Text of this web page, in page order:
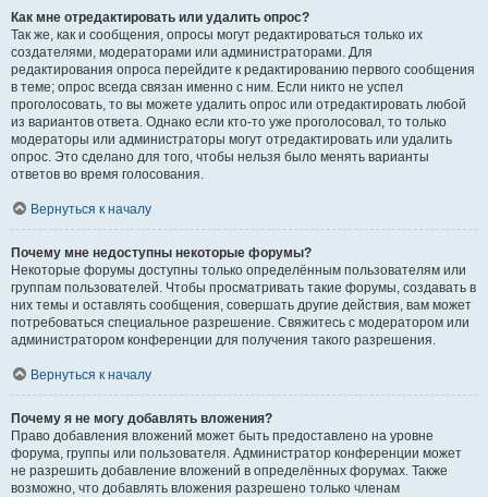
Как мне отредактировать или удалить опрос?
Так же, как и сообщения, опросы могут редактироваться только их
создателями, модераторами или администраторами. Для
редактирования опроса перейдите к редактированию первого сообщения
в теме; опрос всегда связан именно с ним. Если никто не успел
проголосовать, то вы можете удалить опрос или отредактировать любой
из вариантов ответа. Однако если кто-то уже проголосовал, то только
модераторы или администраторы могут отредактировать или удалить
опрос. Это сделано для того, чтобы нельзя было менять варианты
ответов во время голосования.
Вернуться к началу
Почему мне недоступны некоторые форумы?
Некоторые форумы доступны только определённым пользователям или
группам пользователей. Чтобы просматривать такие форумы, создавать в
них темы и оставлять сообщения, совершать другие действия, вам может
потребоваться специальное разрешение. Свяжитесь с модератором или
администратором конференции для получения такого разрешения.
Вернуться к началу
Почему я не могу добавлять вложения?
Право добавления вложений может быть предоставлено на уровне
форума, группы или пользователя. Администратор конференции может
не разрешить добавление вложений в определённых форумах. Также
возможно, что добавлять вложения разрешено только членам